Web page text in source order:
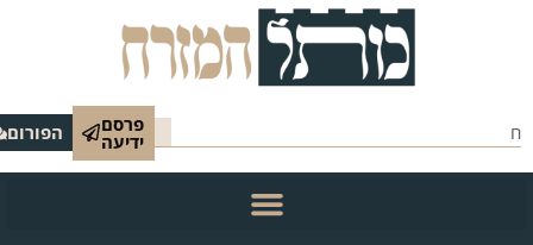
פרסם
ידיעה הפורום